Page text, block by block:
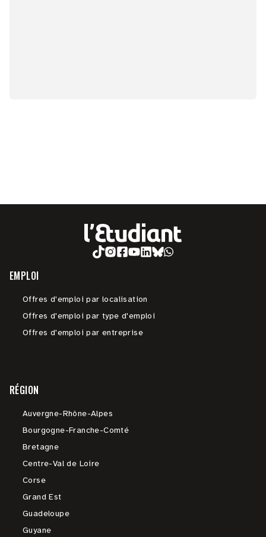
EMPLOI
Offres d'emploi par localisation
Offres d'emploi par type d'emploi
Offres d'emploi par entreprise
RÉGION
Auvergne-Rhône-Alpes
Bourgogne-Franche-Comté
Bretagne
Centre-Val de Loire
Corse
Grand Est
Guadeloupe
Guyane